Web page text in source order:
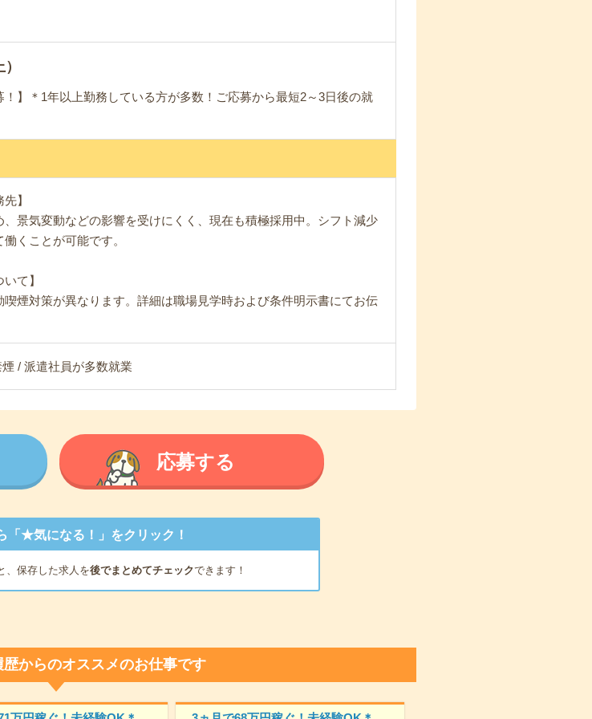
！】＊1年以上勤務している方が多数！ご応募から最短2～3日後の就
】
、景気変動などの影響を受けにくく、現在も積極採用中。シフト減少
くことが可能です。
て】
喫煙対策が異なります。詳細は職場見学時および条件明示書にてお伝
/ 派遣社員が多数就業
応募する
「★気になる！」をクリック！
、保存した求人を後でまとめてチェックできます！
歴からのオススメのお仕事です